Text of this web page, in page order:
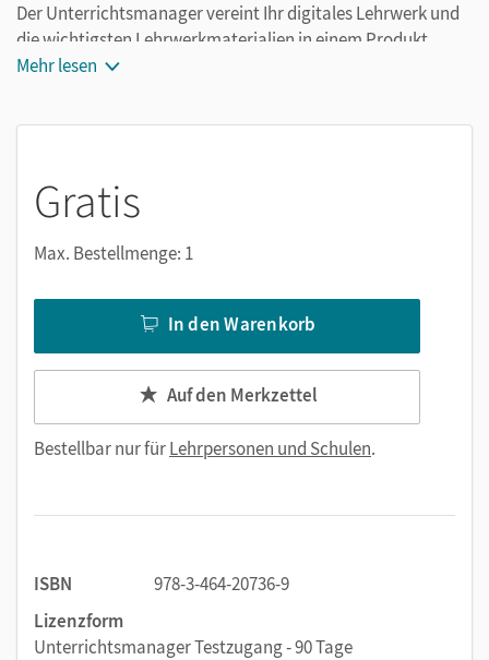
Der Unterrichtsmanager vereint Ihr digitales Lehrwerk und
die wichtigsten Lehrwerkmaterialien in einem Produkt.
Ergänzt um hilfreiche Planungstools, vereinfacht er Ihre
Mehr lesen
Gratis
Max. Bestellmenge: 1
In den Warenkorb
Auf den Merkzettel
Bestellbar nur fürLehrpersonen und Schulen.
ISBN
978-3-464-20736-9
Lizenzform
Unterrichtsmanager Testzugang - 90 Tage